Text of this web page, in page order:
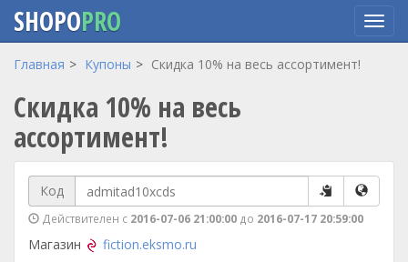
Перейти
основному
содержанию
SHOPOPRO
Главная Купоны Скидка 10% на весь ассортимент!
Скидка 10% на весь
ассортимент!
Код
Действителен с 2016-07-06 21:00:00 до 2016-07-17 20:59:00
Магазин
fiction.eksmo.ru